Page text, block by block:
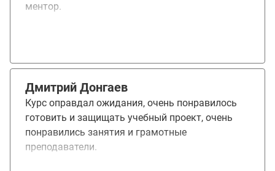
ментор.
Дмитрий Донгаев
Курс оправдал ожидания, очень понравилось
готовить и защищать учебный проект, очень
понравились занятия и грамотные
преподаватели.